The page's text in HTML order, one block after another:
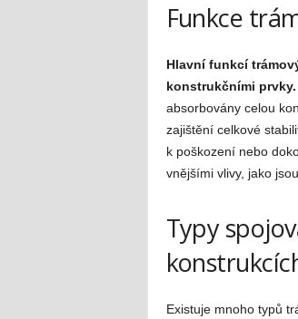
Funkce
Hlavní funkcí
konstrukčními prvky.
absorbovány celou
zajištění celkové
k poškození nebo
vnějšími vlivy, jako
Typy
Existuje mnoho typů